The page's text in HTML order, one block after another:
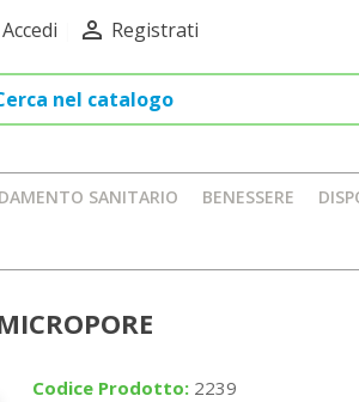
Accedi  Registrati
SANITARIO BENESSERE
Codice Prodotto: 2239